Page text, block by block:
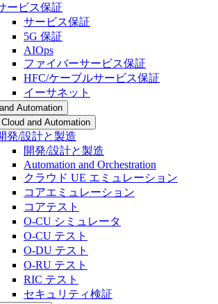
ービス保証
サービス保証
5G 保証
AIOps
ファイバーサービス保証
HFC/ケーブルサービス保証
イーサネット
Automation
Cloud and Automation
発/設計と製造
開発/設計と製造
Automation and Orchestration
クラウド UE エミュレーション
コアエミュレーション
コアテスト
O-CU シミュレータ
O-CU テスト
O-DU テスト
O-RU テスト
RIC テスト
セキュリティ検証